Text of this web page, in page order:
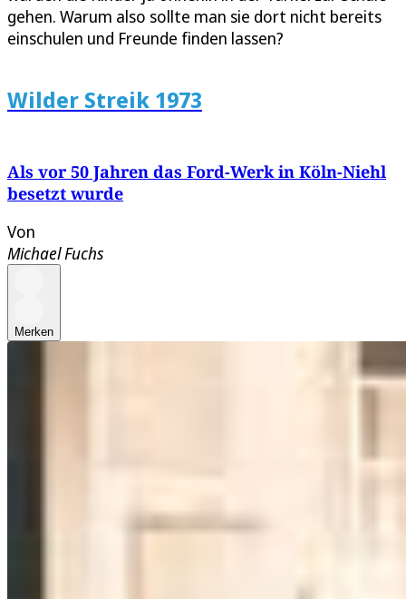
gehen. Warum also sollte man sie dort nicht bereits
einschulen und Freunde finden lassen?
Wilder Streik 1973
Als vor 50 Jahren das Ford-Werk in Köln-Niehl
besetzt wurde
Von
Michael Fuchs
Merken